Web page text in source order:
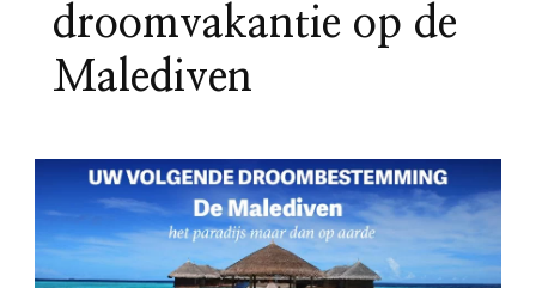
droomvakantie op de
Malediven